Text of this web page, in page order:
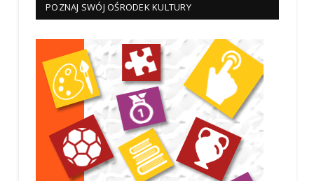
POZNAJ SWÓJ OŚRODEK KULTURY